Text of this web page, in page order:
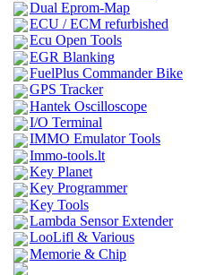
Dual Eprom-Map
ECU / ECM refurbished
Ecu Open Tools
EGR Blanking
FuelPlus Commander Bike
GPS Tracker
Hantek Oscilloscope
I/O Terminal
IMMO Emulator Tools
Immo-tools.lt
Key Planet
Key Programmer
Key Tools
Lambda Sensor Extender
LooLifl & Various
Memorie & Chip